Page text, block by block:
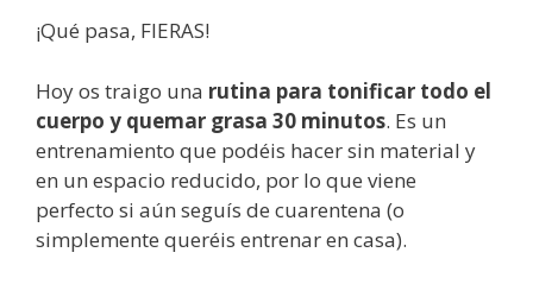
¡Qué pasa, FIERAS!
Hoy os traigo una rutina para tonificar todo el
cuerpo y quemar grasa 30 minutos. Es un
entrenamiento que podéis hacer sin material y
en un espacio reducido, por lo que viene
perfecto si aún seguís de cuarentena (o
simplemente queréis entrenar en casa).